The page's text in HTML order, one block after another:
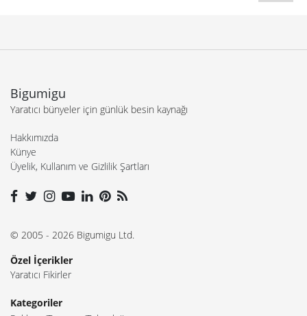
Bigumigu
Yaratıcı bünyeler için günlük besin kaynağı
Hakkımızda
Künye
Üyelik, Kullanım ve Gizlilik Şartları
© 2005 - 2026 Bigumigu Ltd.
Özel İçerikler
Yaratıcı Fikirler
Kategoriler